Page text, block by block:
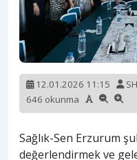
12.01.2026 11:15
646 okunma
Sağlık-Sen Erzurum
değerlendirmek ve